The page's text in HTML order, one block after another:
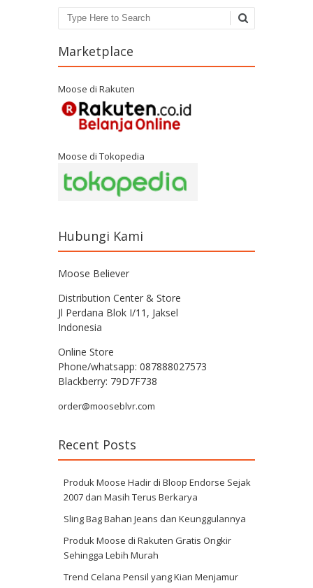
Search
Marketplace
Moose di Rakuten
Moose di Tokopedia
Hubungi Kami
Moose Believer
Distribution Center & Store
Jl Perdana Blok I/11, Jaksel
Indonesia
Online Store
Phone/whatsapp: 087888027573
Blackberry: 79D7F738
order@mooseblvr.com
Recent Posts
Produk Moose Hadir di Bloop Endorse Sejak
2007 dan Masih Terus Berkarya
Sling Bag Bahan Jeans dan Keunggulannya
Produk Moose di Rakuten Gratis Ongkir
Sehingga Lebih Murah
Trend Celana Pensil yang Kian Menjamur